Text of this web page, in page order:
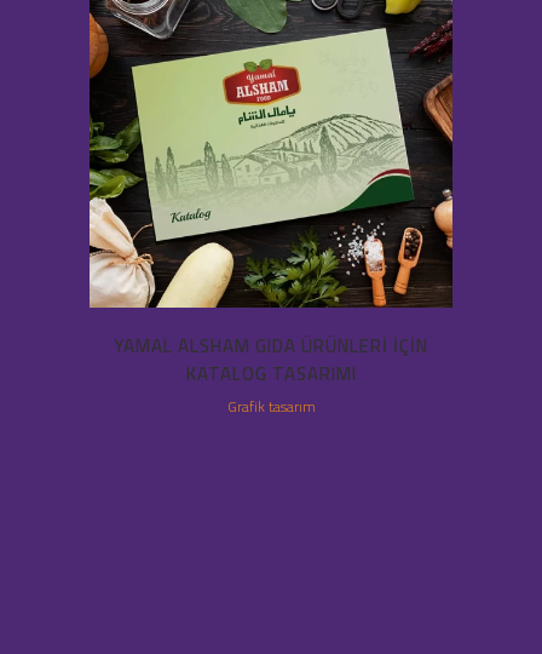
YAMAL ALSHAM GIDA ÜRÜNLERI IÇIN
KATALOG TASARIMI
Grafik tasarım